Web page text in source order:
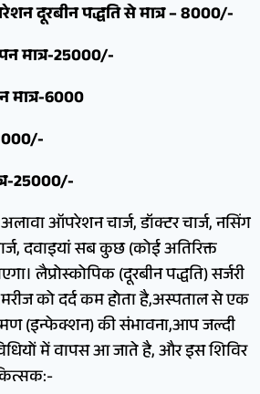
दूरबीन पद्धति से मात्र – 8000/-
मात्र-25000/-
6000
25000/-
ऑपरेशन चार्ज, डॉक्टर चार्ज, नसिंग
दवाइयां सब कुछ (कोई अतिरिक्त
लैप्रोस्कोपिक (दूरबीन पद्धति) सर्जरी
को दर्द कम होता है,अस्पताल से एक
(इन्फेक्शन) की संभावना,आप जल्दी
में वापस आ जाते है, और इस शिविर